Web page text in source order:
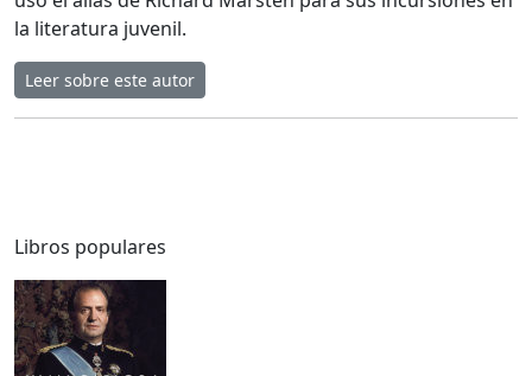
la literatura juvenil.
Leer sobre este autor
Libros populares